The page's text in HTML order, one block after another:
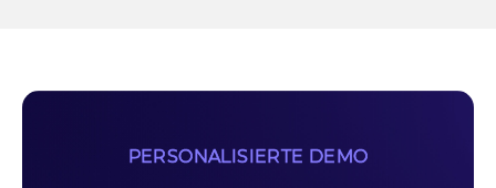
PERSONALISIERTE DEMO